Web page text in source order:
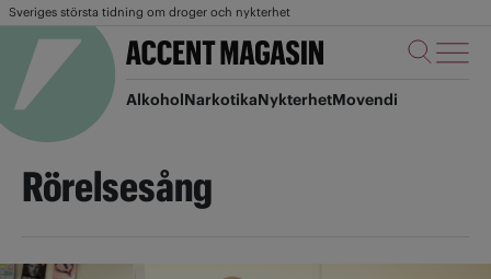
Sveriges största tidning om droger och nykterhet
AlkoholNarkotikaNykterhetMovendi
Rörelsesång